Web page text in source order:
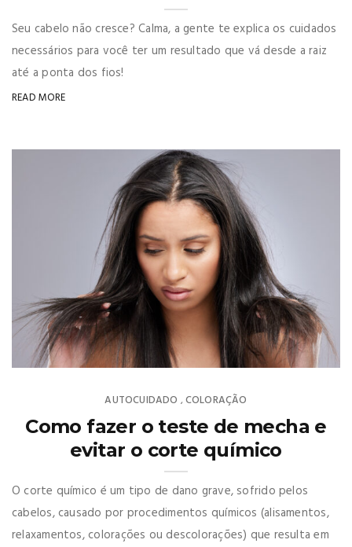
Seu cabelo não cresce? Calma, a gente te explica os cuidados
necessários para você ter um resultado que vá desde a raiz
até a ponta dos fios!
READ MORE
AUTOCUIDADO ,COLORAÇÃO
Como fazer o teste de mecha e
evitar o corte químico
O corte químico é um tipo de dano grave, sofrido pelos
cabelos, causado por procedimentos químicos (alisamentos,
relaxamentos, colorações ou descolorações) que resulta em